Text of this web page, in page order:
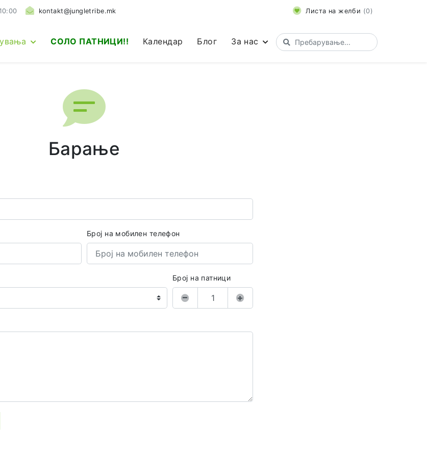
kontakt@jungletribe.mk Листа на желби (0)
СОЛО ПАТНИЦИ!! Календар Блог За нас
Барање
Број на мобилен телефон
Број на патници